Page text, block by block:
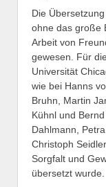
Die
ohne das große
Arbeit von
gewesen. Für
Universität
wie bei Hanns
Bruhn, Martin
Kühnl und
Dahlmann,
Christoph
Sorgfalt und
übersetzt wurde.